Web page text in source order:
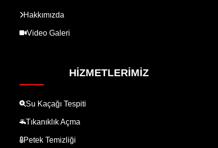
Hakkımızda
Video Galeri
HIZMETLERIMIZ
Su Kaçağı Tespiti
Tıkanıklık Açma
Petek Temizliği